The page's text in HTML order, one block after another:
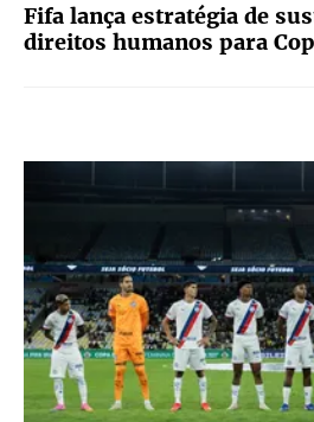
Fifa lança estratégia de
direitos humanos para